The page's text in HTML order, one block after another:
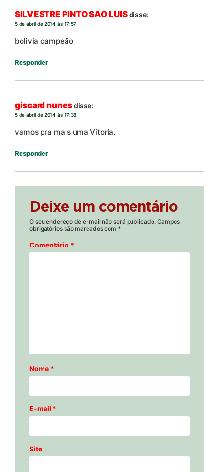
SILVESTRE PINTO SAO LUISdisse:
5 de abril de 2014 às 17:57
bolivia campeão
Responder
giscard nunesdisse:
5 de abril de 2014 às 17:38
vamos pra mais uma Vitoria.
Responder
Deixe um comentário
O seu endereço de e-mail não será publicado. Campos
obrigatórios são marcados com *
Comentário *
Nome *
E-mail *
Site